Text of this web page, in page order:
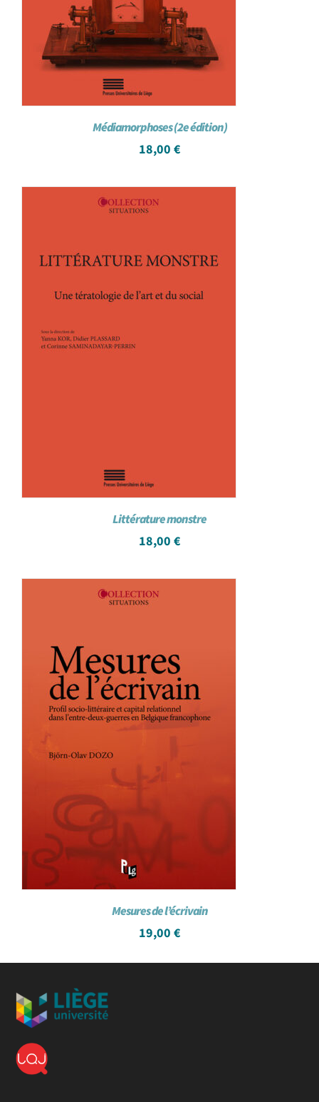
Médiamorphoses (2e édition)
18,00 €
Littérature monstre
18,00 €
Mesures de l’écrivain
19,00 €